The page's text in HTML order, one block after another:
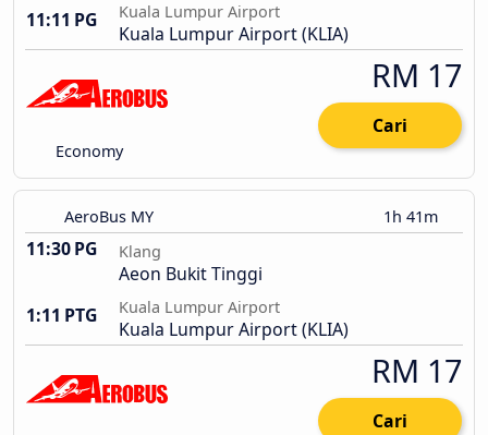
11:11 PG
Kuala Lumpur Airport
Kuala Lumpur Airport (KLIA)
Economy
RM 17
Cari
AeroBus MY 1h 41m
11:30 PG Klang
Aeon Bukit Tinggi
1:11 PTG
Kuala Lumpur Airport
Kuala Lumpur Airport (KLIA)
RM 17
Cari